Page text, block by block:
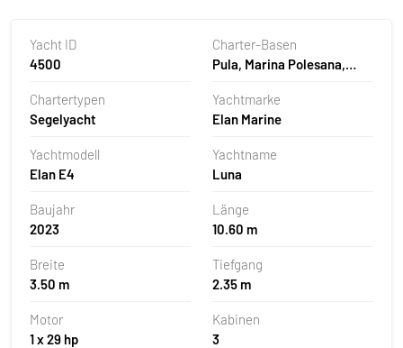
Yacht ID
4500
Charter-Basen
Pula, Marina Polesana,
Chartertypen
Segelyacht
Yachtmarke
Elan Marine
Yachtmodell
Elan E4
Yachtname
Luna
Baujahr
2023
Länge
10.60 m
Breite
3.50 m
Tiefgang
2.35 m
Motor
1 x 29 hp
Kabinen
3